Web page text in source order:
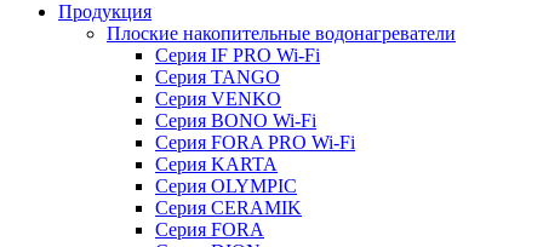
Продукция
Плоские накопительные водонагреватели
Серия IF PRO Wi-Fi
Серия TANGO
Серия VENKO
Серия BONO Wi-Fi
Серия FORA PRO Wi-Fi
Серия KARTA
Серия OLYMPIC
Серия CERAMIK
Серия FORA